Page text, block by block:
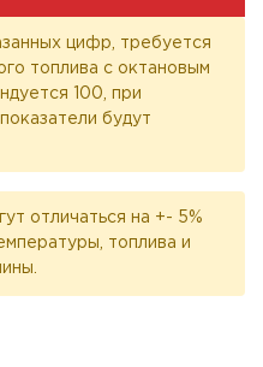
цифр, требуется
топлива с октановым
100, при
будут
отличаться на +- 5%
топлива и